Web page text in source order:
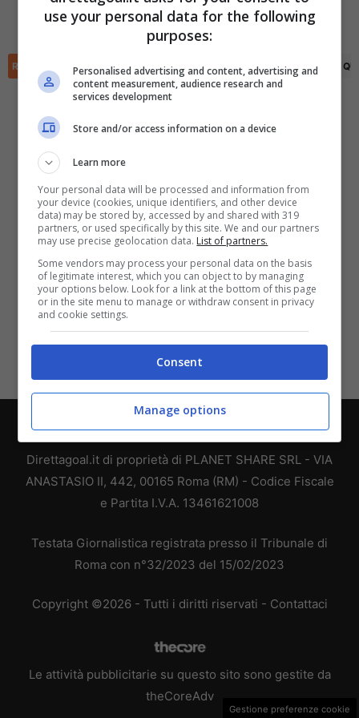
Tino Kusanovic (77')
RIEPILOGO STATISTICHE PRONOSTICI FORMAZIONI CLASSIFICA
Chi siamo-Redazione-Privacy Policy-Disclaimer
Direttagoal.it di proprietà di PLANET SHARE SRL - VIA
ANASTASIO II, 442, 00165 Roma (RM) - Codice Fiscale
e Partita I.V.A. 13461621008
Testata Giornalistica registrata presso il Tribunale di
Roma con n°32/2023 del 15/02/2023
Copyright ©2026 - Tutti i diritti riservati - Contattaci
Le attività pubblicitarie su questo sito sono gestite da
theCoreAdv
Scarica DirettaGoal!
Con i pronostici dei migliori Tipster!
Scarica su Google Play
Gestione preferenze cookie
use your personal data for the following
purposes:
Personalised advertising and content, advertising and
content measurement, audience research and
services development
Store and/or access information on a device
Learn more
Your personal data will be processed and information from
your device (cookies, unique identifiers, and other device
data) may be stored by, accessed by and shared with 319
partners, or used specifically by this site. We and our partners
may use precise geolocation data. List of partners.
Some vendors may process your personal data on the basis
of legitimate interest, which you can object to by managing
your options below. Look for a link at the bottom of this page
or in the site menu to manage or withdraw consent in privacy
and cookie settings.
Consent
Manage options